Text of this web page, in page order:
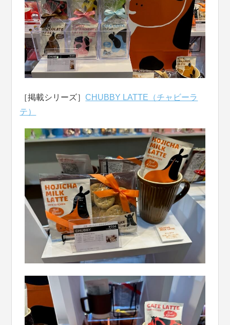
［掲載シリーズ］CHUBBY LATTE（チャビーラ
テ）